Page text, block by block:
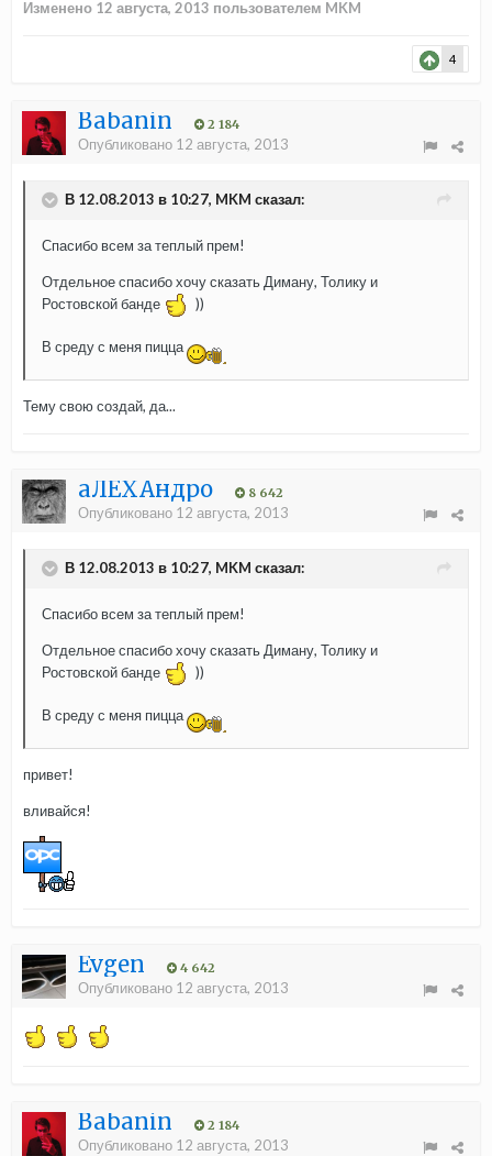
Изменено 12 августа, 2013 пользователем MKM
4
Babanin 2 184
Опубликовано 12 августа, 2013
В 12.08.2013 в 10:27, MKM сказал:
Спасибо всем за теплый прем!
Отдельное спасибо хочу сказать Диману, Толику и
Ростовской банде
))
В среду с меня пицца
Тему свою создай, да...
aЛЁХАндро 8 642
Опубликовано 12 августа, 2013
В 12.08.2013 в 10:27, MKM сказал:
Спасибо всем за теплый прем!
Отдельное спасибо хочу сказать Диману, Толику и
Ростовской банде
))
В среду с меня пицца
привет!
вливайся!
Evgen 4 642
Опубликовано 12 августа, 2013
Babanin 2 184
Опубликовано 12 августа, 2013